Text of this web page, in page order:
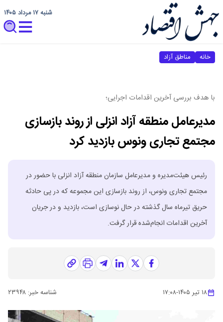
شنبه ۱۷ مرداد ۱۴۰۵
خانه مناطق آزاد
با هدف بررسی آخرین اقدامات اجرایی؛
مدیرعامل منطقه آزاد انزلی از روند بازسازی
مجتمع تجاری ونوس بازدید کرد
رئیس هیئت‌مدیره و مدیرعامل سازمان منطقه آزاد انزلی با حضور در
مجتمع تجاری ونوس، از روند بازسازی این مجموعه که در پی حادثه
حریق تیرماه سال گذشته در حال نوسازی است، بازدید و در جریان
آخرین اقدامات انجام‌شده قرار گرفت.
۱۸ تیر ۱۴۰۵ -۱۷:۰۸ شناسه خبر: ۲۳۹۴۸